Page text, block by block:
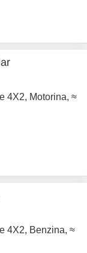
4X2, Motorina, ≈
4X2, Benzina, ≈